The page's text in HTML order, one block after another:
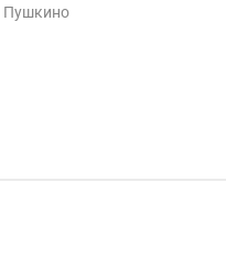
Пушкино